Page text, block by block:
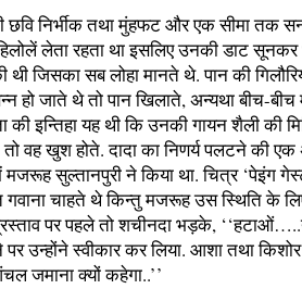
छवि निर्भीक तथा मुंहफट और एक सीमा तक
लेता रहता था इसलिए उनकी डाट
जिसका सब लोहा मानते थे. पान की
हो जाते थे तो पान खिलाते, अन्यथा बीच-बीच
की इन्तिहा यह थी कि उनकी गायन शैली
वह खुश होते. दादा का निणर्य पलटने की
मजरूह सुल्तानपुरी ने किया था. चित्र ‘पेइंग
चाहते थे किन्तु मजरूह उस स्थिति के
पर पहले तो शचीनदा भड़के,
उन्होंने स्वीकार कर लिया. आशा तथा
जमाना क्यों कहेगा..’’